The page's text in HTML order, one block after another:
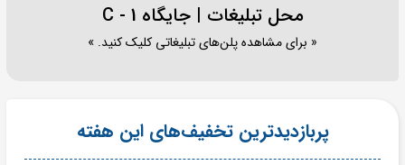
محل تبلیغات | جایگاه C - 1
« برای مشاهده پلن‌های تبلیغاتی کلیک کنید. »
پربازدیدترین تخفیف‌های این هفته